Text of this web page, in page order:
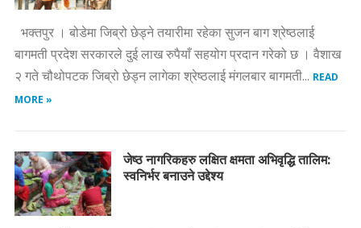
भक्तपुर । बोडेमा जिब्रो छेड्ने तयारीमा रहेका सुजन बाग श्रेष्ठलाई
बागमती प्रदेश सरकारले दुई लाख रुपैयाँ सहयोग प्रदान गरेको छ । वैशाख
२ गते चौथोपटक जिब्रो छेड्न लागेका श्रेष्ठलाई मंगलबार बागमती... READ
MORE »
जेष्ठ नागरिकहरु लक्षित क्षमता अभिवृद्धि तालिम:
स्वनिर्भर बनाउने उद्देश्य